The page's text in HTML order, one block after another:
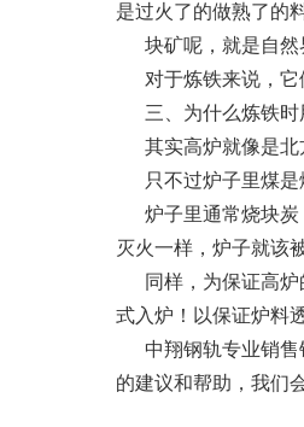
是过火了的做熟了的
块矿呢，就是自
对于炼铁来说，
三、为什么炼铁
其实高炉就像是北
只不过炉子里煤
炉子里通常烧块
灭火一样，炉子就该
同样，为保证高
式入炉！以保证炉料
中翔钢轨专业销
的建议和帮助，我们